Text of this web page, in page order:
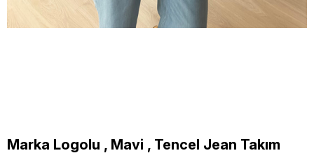
Marka Logolu , Mavi , Tencel Jean Takım